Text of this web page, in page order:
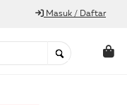
Masuk / Daftar